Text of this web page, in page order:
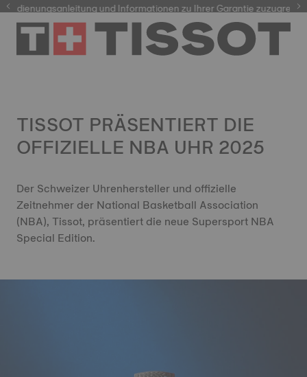
und Informationen zu Ihrer Garantie zuzugreifen
TISSOT PRÄSENTIERT DIE
OFFIZIELLE NBA UHR 2025
Der Schweizer Uhrenhersteller und offizielle
Zeitnehmer der National Basketball Association
(NBA), Tissot, präsentiert die neue Supersport NBA
Special Edition.